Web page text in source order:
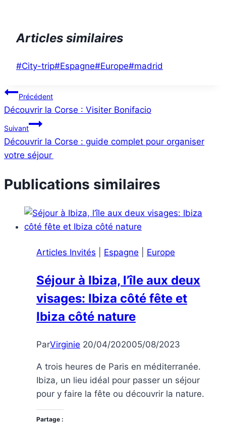
Articles similaires
Étiquettes
la
publication :
#City-trip#Espagne#Europe#madrid
Navigation
de
l’article
Précédent
Découvrir la Corse : Visiter Bonifacio
Suivant
Découvrir la Corse : guide complet pour organiser
votre séjour
Publications similaires
Articles Invités Espagne Europe
Séjour à Ibiza, l’île aux deux
visages: Ibiza côté fête et
Ibiza côté nature
ParVirginie 20/04/202005/08/2023
A trois heures de Paris en méditerranée.
Ibiza, un lieu idéal pour passer un séjour
pour y faire la fête ou découvrir la nature.
Partage :